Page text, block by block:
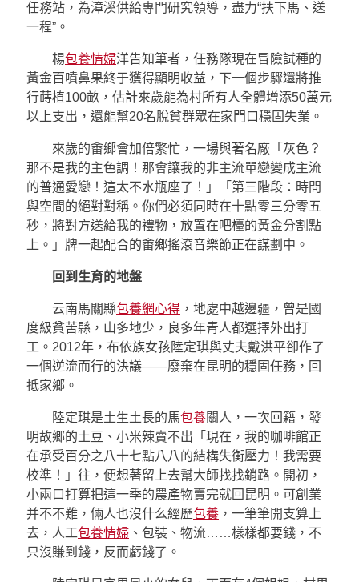
任務站，為漳溪供給專門研究領導，盡力“扶下馬、送
一程”。
楊包養情婦洋告知筆者，任務隊現在冒險試種的
黃金百噴鼻果終于獲得顯明收益，下一個步驟還將推
行蒔植100畝，估計來歲能為村所有人全體增添50萬元
以上支出，還能幫20名脫貧群眾在家門口穩固失業。
來歲的畬鄉會加倍繁忙，一場與著名廠「灰色？
那不是我的主色調！那會讓我的非主流單戀變成主流
的普通愛戀！這太不水瓶座了！」「第三階段：時間
與空間的絕對對稱。你們必須同時在十點零三分零五
秒，將對方送給我的禮物，放置在吧檯的黃金分割點
上。」牌一起配合的畬鄉搖滾音樂節正在謀劃中。
回到生育的地盤
云南馬關縣包養網心得 ，地處中越邊疆，曾是國
度級貧苦縣，山多地少，良多年青人都選擇外出打
工。2012年，布依族女孩陸定琪與丈夫戴洪平卻作了
一個逆流而行的決議——廢棄在昆明的穩固任務，回
抵家鄉。
陸定琪是土生土長的馬包養關人，一次回籍，發
明故鄉的土豆、小米辣賣不出「現在，我的咖啡館正
在承受百分之八十七點八八的結構失衡壓力！我需要
校準！」往，便想著留上去幫大師找找銷路。開初，
小兩口打算把這一季的農產物賣完就回昆明。可創業
并不不難，倆人也沒什么經歷包養 ，一筆筆開支算上
去，人工包養情婦 、包裝、物流……樣樣都要錢，不
只沒賺到錢，反而虧錢了。